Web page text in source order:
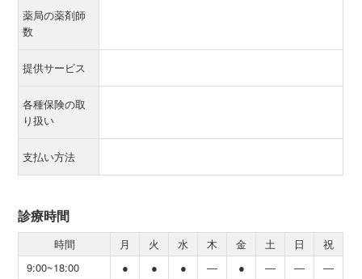
薬局の薬剤師
数
提供サービス
各種保険の取
り扱い
支払い方法
診療時間
時間 月 火 水 木 金 土 日
祝
9:00~18:00
● ● ● ― ● ― ―
―